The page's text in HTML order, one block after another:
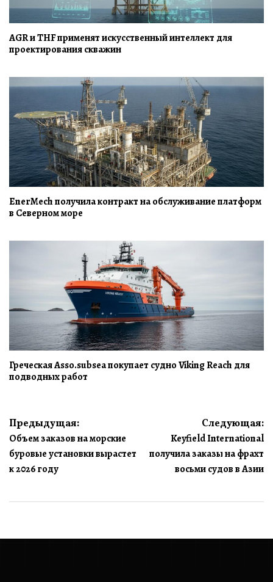
AGR и THF применят искусственный интеллект для
проектирования скважин
EnerMech получила контракт на обслуживание платформ
в Северном море
Греческая Asso.subsea покупает судно Viking Reach для
подводных работ
Навигация
по
записям
Предыдущая:
Объем заказов на морские
буровые установки вырастет
к 2026 году
Следующая:
Keyfield International
получила заказы на фрахт
восьми судов в Азии